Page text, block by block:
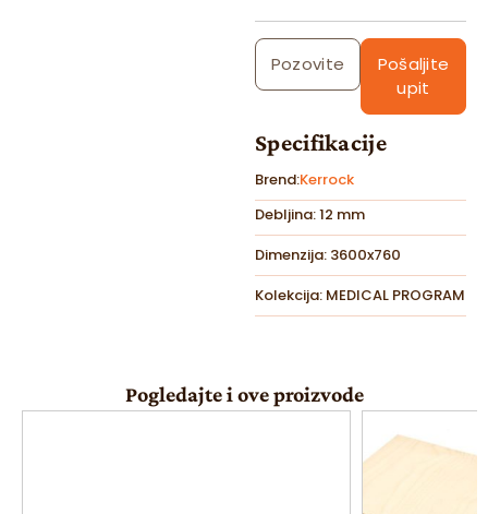
Pozovite
Pošaljite
upit
Specifikacije
Brend:Kerrock
Debljina: 12 mm
Dimenzija: 3600x760
Kolekcija: MEDICAL PROGRAM
Pogledajte i ove proizvode